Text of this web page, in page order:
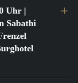
Uhr |
Sabathi